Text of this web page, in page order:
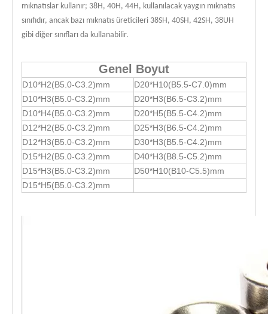
mıknatıslar kullanır; 38H, 40H, 44H, kullanılacak yaygın mıknatıs
sınıfıdır, ancak bazı mıknatıs üreticileri 38SH, 40SH, 42SH, 38UH
gibi diğer sınıfları da kullanabilir.
Genel Boyut
D10*H2(B5.0-C3.2)mm
D20*H10(B5.5-C7.0)mm
D10*H3(B5.0-C3.2)mm
D20*H3(B6.5-C3.2)mm
D10*H4(B5.0-C3.2)mm
D20*H5(B5.5-C4.2)mm
D12*H2(B5.0-C3.2)mm
D25*H3(B6.5-C4.2)mm
D12*H3(B5.0-C3.2)mm
D30*H3(B5.5-C4.2)mm
D15*H2(B5.0-C3.2)mm
D40*H3(B8.5-C5.2)mm
D15*H3(B5.0-C3.2)mm
D50*H10(B10-C5.5)mm
D15*H5(B5.0-C3.2)mm